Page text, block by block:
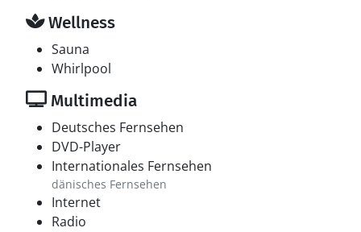
Wellness
Sauna
Whirlpool
Multimedia
Deutsches Fernsehen
DVD-Player
Internationales Fernsehen
dänisches Fernsehen
Internet
Radio